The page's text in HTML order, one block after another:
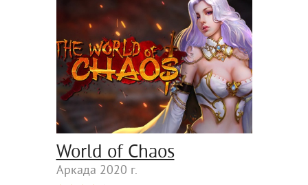
World of Chaos
Аркада 2020 г.